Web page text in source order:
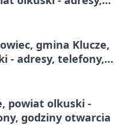
gmina Klucze,
- adresy, telefony,
powiat olkuski -
godziny otwarcia